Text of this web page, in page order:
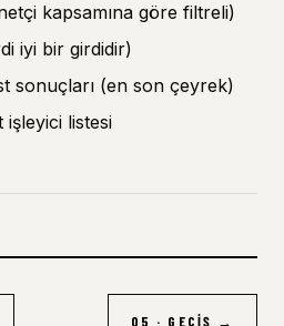
kapsamına göre filtreli)
iyi bir girdidir)
sonuçları (en son çeyrek)
işleyici listesi
05 · GEÇIŞ →